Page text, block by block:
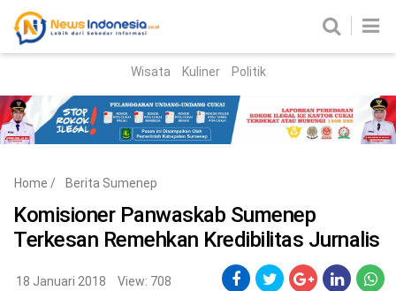
Parlemen
Nasional
Peristiwa
Wisata Kuliner Politik
Home / Berita Sumenep
Komisioner Panwaskab Sumenep
Terkesan Remehkan Kredibilitas Jurnalis
18 Januari 2018 View: 708